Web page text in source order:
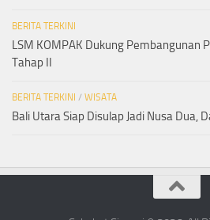
BERITA TERKINI
LSM KOMPAK Dukung Pembangunan
Tahap II
BERITA TERKINI / WISATA
Bali Utara Siap Disulap Jadi Nusa Dua,